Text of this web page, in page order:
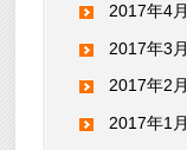
2017年4月
2017年3月
2017年2月
2017年1月